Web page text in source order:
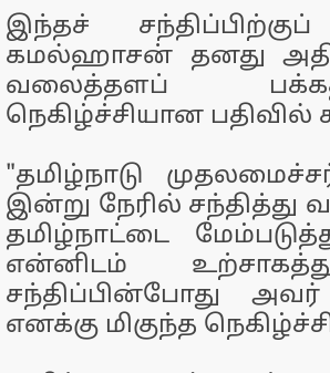
இந்தச்
கமல்ஹாசன் தனது
வலைத்தளப்
நெகிழ்ச்சியான பதிவில்
"தமிழ்நாடு
இன்று நேரில் சந்தித்து
தமிழ்நாட்டை
என்னிடம்
சந்திப்பின்போது
எனக்கு மிகுந்த